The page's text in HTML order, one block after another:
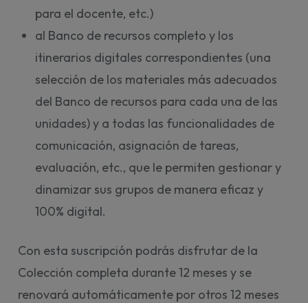
para el docente, etc.)
al Banco de recursos completo y los
itinerarios digitales correspondientes (una
selección de los materiales más adecuados
del Banco de recursos para cada una de las
unidades) y a todas las funcionalidades de
comunicación, asignación de tareas,
evaluación, etc., que le permiten gestionar y
dinamizar sus grupos de manera eficaz y
100% digital.
Con esta suscripción podrás disfrutar de la
Colección completa durante 12 meses y se
renovará automáticamente por otros 12 meses